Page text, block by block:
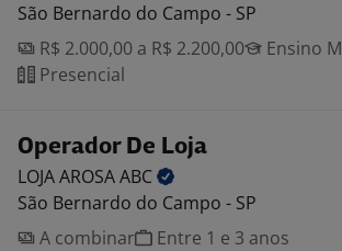
São Bernardo do Campo - SP
R$ 2.000,00 a R$ 2.200,00
Ensino
Presencial
Operador De Loja
LOJA AROSAABC
São Bernardo do Campo - SP
A combinar
Entre 1 e 3 anos